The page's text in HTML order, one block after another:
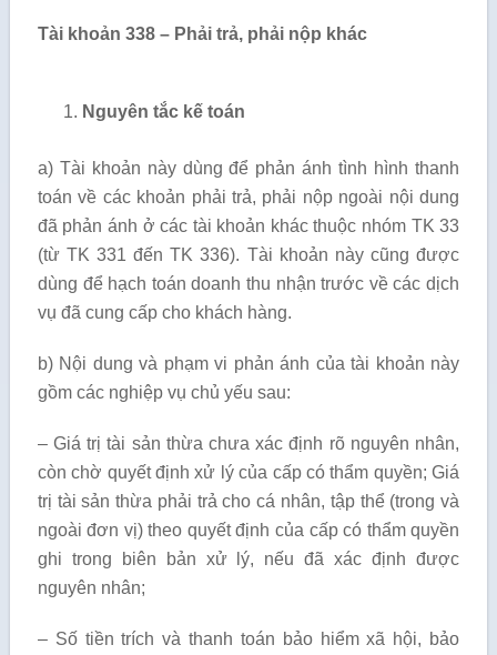
Tài khoản 338 – Phải trả, phải nộp khác
Nguyên tắc kế toán
a) Tài khoản này dùng để phản ánh tình hình thanh
toán về các khoản phải trả, phải nộp ngoài nội dung
đã phản ánh ở các tài khoản khác thuộc nhóm TK 33
(từ TK 331 đến TK 336). Tài khoản này cũng được
dùng để hạch toán doanh thu nhận trước về các dịch
vụ đã cung cấp cho khách hàng.
b) Nội dung và phạm vi phản ánh của tài khoản này
gồm các nghiệp vụ chủ yếu sau:
– Giá trị tài sản thừa chưa xác định rõ nguyên nhân,
còn chờ quyết định xử lý của cấp có thẩm quyền; Giá
trị tài sản thừa phải trả cho cá nhân, tập thể (trong và
ngoài đơn vị) theo quyết định của cấp có thẩm quyền
ghi trong biên bản xử lý, nếu đã xác định được
nguyên nhân;
– Số tiền trích và thanh toán bảo hiểm xã hội, bảo